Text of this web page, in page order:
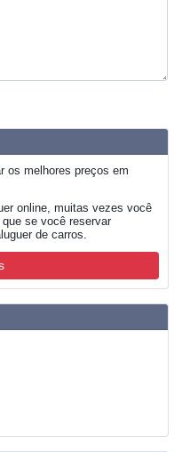
os melhores preços em
online, muitas vezes você
se você reservar
de carros.